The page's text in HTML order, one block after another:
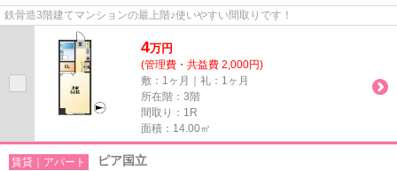
鉄骨造3階建てマンションの最上階♪使いやすい間取りです！
4万円
(管理費・共益費 2,000円)
敷：1ヶ月｜礼：1ヶ月
所在階：3階
間取り：1R
面積：14.00㎡
賃貸｜アパート ピア国立